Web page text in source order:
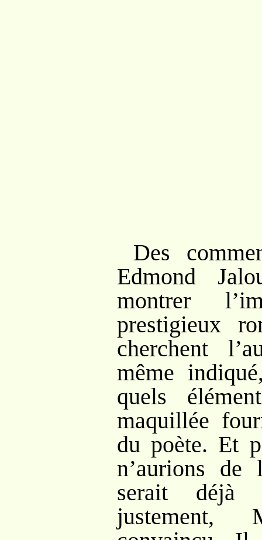
Des
Edmond
montrer
prestigieux
cherchent
même
quels
maquillée
du poète. Et
n’aurions
serait déjà